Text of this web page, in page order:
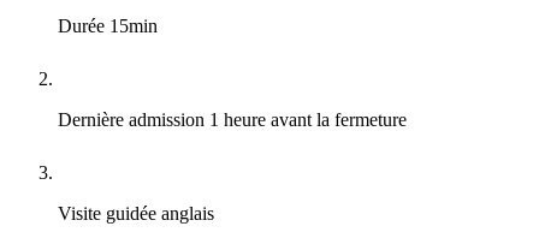
Durée 15min
Dernière admission 1 heure avant la fermeture
Visite guidée anglais